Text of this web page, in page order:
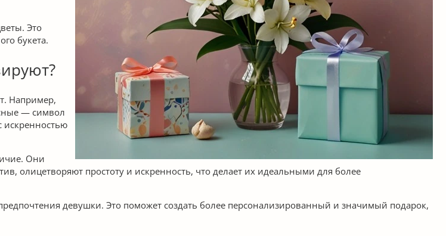
Это
букета.
Например,
— символ
искренностью
Они
олицетворяют простоту и искренность, что делает их идеальными для более
девушки. Это поможет создать более персонализированный и значимый подарок,